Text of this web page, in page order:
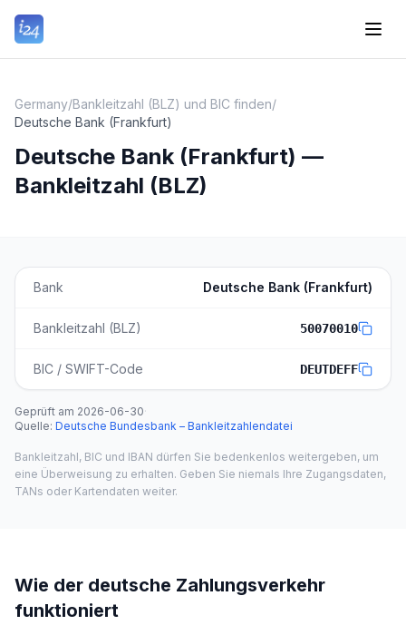
Germany/Bankleitzahl (BLZ) und BIC finden/
Deutsche Bank (Frankfurt)
Deutsche Bank (Frankfurt) —
Bankleitzahl (BLZ)
Bank Deutsche Bank (Frankfurt)
Bankleitzahl (BLZ) 50070010
BIC / SWIFT-Code DEUTDEFF
Geprüft am 2026-06-30·
Quelle: Deutsche Bundesbank – Bankleitzahlendatei
Bankleitzahl, BIC und IBAN dürfen Sie bedenkenlos weitergeben, um
eine Überweisung zu erhalten. Geben Sie niemals Ihre Zugangsdaten,
TANs oder Kartendaten weiter.
Wie der deutsche Zahlungsverkehr
funktioniert